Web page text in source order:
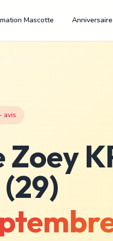
Mascotte Anniversaire
avis